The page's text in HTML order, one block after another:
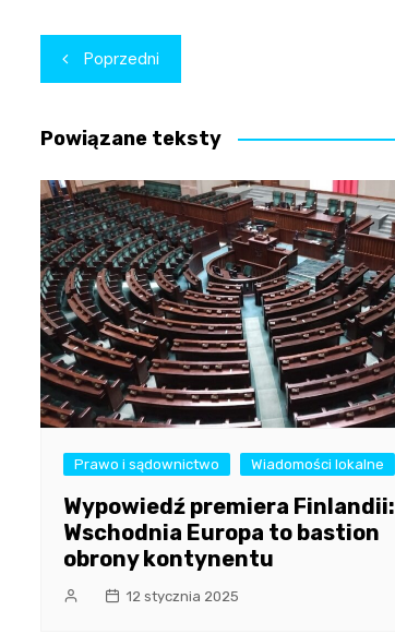
Nawigacja
wpisu
Poprzedni
Powiązane teksty
Prawo i sądownictwo Wiadomości lokalne
Wypowiedź premiera Finlandii:
Wschodnia Europa to bastion
obrony kontynentu
12 stycznia 2025